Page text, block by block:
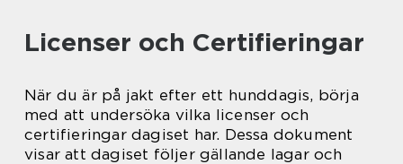
Licenser och Certifieringar
När du är på jakt efter ett hunddagis, börja
med att undersöka vilka licenser och
certifieringar dagiset har. Dessa dokument
visar att dagiset följer gällande lagar och